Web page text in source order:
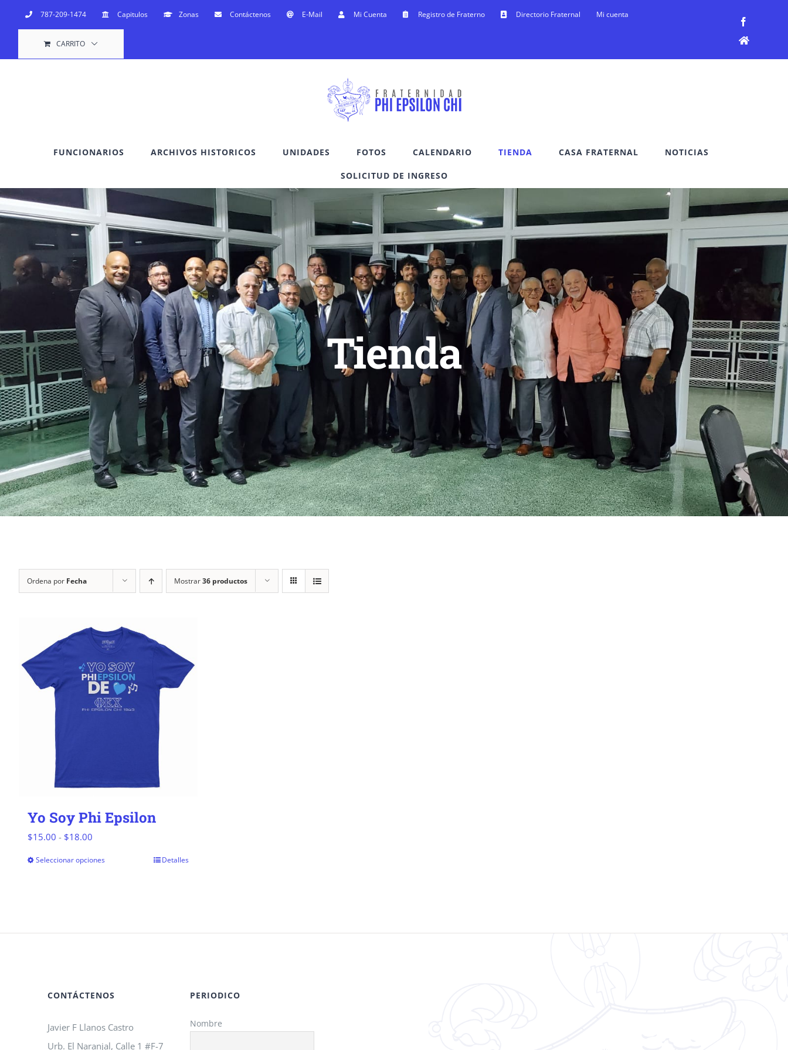
787-209-1474 Capitulos Zonas Contáctenos E-Mail Mi Cuenta Registro de Fraterno Directorio Fraternal Mi cuenta
CARRITO
Facebook
FUNCIONARIOS ARCHIVOS HISTORICOS UNIDADES FOTOS CALENDARIO TIENDA CASA FRATERNAL NOTICIAS
SOLICITUD DE INGRESO
Tienda
Ordena por Fecha Mostrar36 productos
Yo Soy Phi Epsilon
$15.00 - $18.00
hasta
Seleccionar opcionesEste
se
elegir
Detalles
CONTÁCTENOS
Javier F Llanos Castro
Urb. El Naranjal, Calle 1 #F-7
PERIODICO
Nombre